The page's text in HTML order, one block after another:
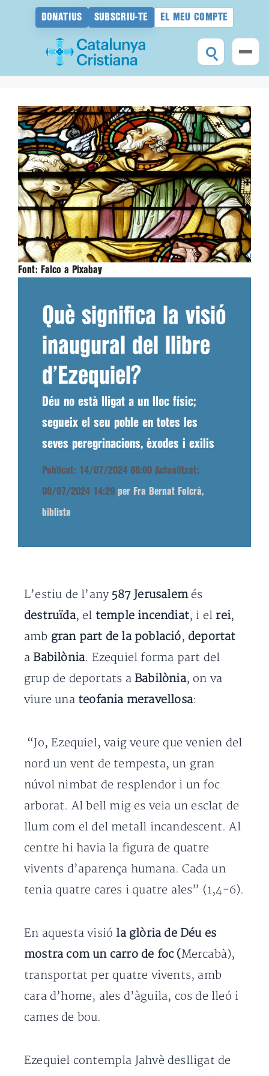
DONATIUS SUBSCRIU-TE EL MEU COMPTE
contingut
Font: Falco a Pixabay
Què significa la visió
inaugural del llibre
d’Ezequiel?
Déu no està lligat a un lloc físic;
segueix el seu poble en totes les
seves peregrinacions, èxodes i exilis
Publicat: 14/07/2024 08:00 Actualitzat:
08/07/2024 14:29 per Fra Bernat Folcrà,
biblista
L’estiu de l’any 587 Jerusalemés
destruïda, el temple incendiat, i el rei,
amb gran part de la població, deportat
a Babilònia. Ezequiel forma part del
grup de deportats a Babilònia, on va
viure una teofania meravellosa:
“Jo, Ezequiel, vaig veure que venien del
nord un vent de tempesta, un gran
núvol nimbat de resplendor i un foc
arborat. Al bell mig es veia un esclat de
llum com el del metall incandescent. Al
centre hi havia la figura de quatre
vivents d’aparença humana. Cada un
tenia quatre cares i quatre ales” (1,4-6).
En aquesta visió la glòria de Déu es
mostra com un carro de foc (Mercabà),
transportat per quatre vivents, amb
cara d’home, ales d’àguila, cos de lleó i
cames de bou.
Ezequiel contempla Jahvè deslligat de